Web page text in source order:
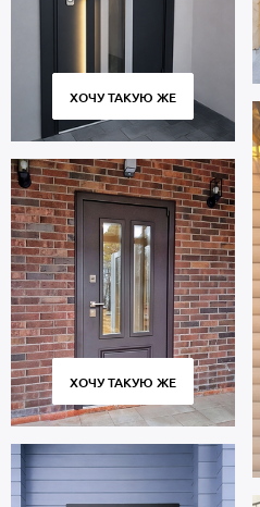
ХОЧУ ТАКУЮ ЖЕ
ХОЧУ ТАКУЮ ЖЕ